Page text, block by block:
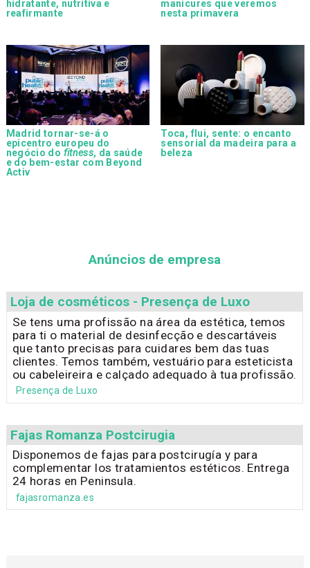
hidratante, nutritiva e
reafirmante
manicures que veremos
nesta primavera
Madrid tornar-se-á o
epicentro europeu do
negócio do fitness, da saúde
e do bem-estar com Beyond
Activ
Toca, flui, sente: o encanto
sensorial da madeira para a
beleza
Anúncios de empresa
Loja de cosméticos - Presença de Luxo
Se tens uma profissão na área da estética, temos
para ti o material de desinfecção e descartáveis
que tanto precisas para cuidares bem das tuas
clientes. Temos também, vestuário para esteticista
ou cabeleireira e calçado adequado à tua profissão.
Presença de Luxo
Fajas Romanza Postcirugia
Disponemos de fajas para postcirugía y para
complementar los tratamientos estéticos. Entrega
24 horas en Peninsula.
fajasromanza.es